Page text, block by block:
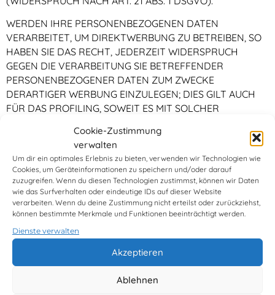
Cookie-Zustimmung
verwalten
Um dir ein optimales Erlebnis zu bieten, verwenden wir Technologien wie
Cookies, um Geräteinformationen zu speichern und/oder darauf
zuzugreifen. Wenn du diesen Technologien zustimmst, können wir Daten
wie das Surfverhalten oder eindeutige IDs auf dieser Website
verarbeiten. Wenn du deine Zustimmung nicht erteilst oder zurückziehst,
können bestimmte Merkmale und Funktionen beeinträchtigt werden.
Dienste verwalten
Akzeptieren
Ablehnen
WERDEN IHRE PERSONENBEZOGENEN DATEN
VERARBEITET, UM DIREKTWERBUNG ZU BETREIBEN, SO
HABEN SIE DAS RECHT, JEDERZEIT WIDERSPRUCH
GEGEN DIE VERARBEITUNG SIE BETREFFENDER
PERSONENBEZOGENER DATEN ZUM ZWECKE
DERARTIGER WERBUNG EINZULEGEN; DIES GILT AUCH
FÜR DAS PROFILING, SOWEIT ES MIT SOLCHER
WIDERSPRECHEN, WERDEN IHRE
PERSONENBEZOGENEN DATEN ANSCHLIESSEND NICHT
MEHR ZUM ZWECKE DER DIREKTWERBUNG
VERWENDET (WIDERSPRUCH NACH ART. 21 ABS. 2
DSGVO).
Beschwerde­recht bei der
zuständigen Aufsichts­behörde
Im Falle von Verstößen gegen die DSGVO steht den
Betroffenen ein Beschwerderecht bei einer